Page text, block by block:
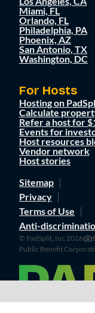
Miami, FL
Orlando, FL
Philadelphia, PA
Phoenix, AZ
San Antonio, TX
Washington, DC
For Hosts
Hosting on
Calculate
Refer a host for
Events for
Host resources
Vendor network
Host stories
Sitemap
Privacy
Terms of Use
Anti-
© PadSplit, Inc 2026
Public Benefit